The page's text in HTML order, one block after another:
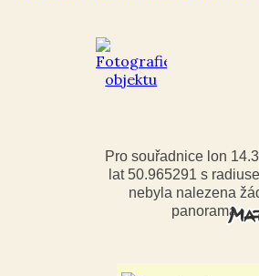
Pro souřadnice lon
lat 50.965291 s
nebyla nalezena
panorama